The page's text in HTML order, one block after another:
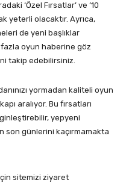
‘Özel Fırsatlar’ ve ’10
yeterli olacaktır. Ayrıca,
de yeni başlıklar
oyun haberine göz
takip edebilirsiniz.
yormadan kaliteli oyun
aralıyor. Bu fırsatları
yepyeni
son günlerini kaçırmamakta
sitemizi ziyaret